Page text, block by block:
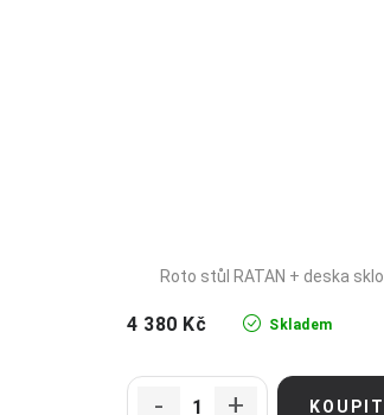
Roto stůl RATAN + deska sklo
Skladem
4 380 Kč